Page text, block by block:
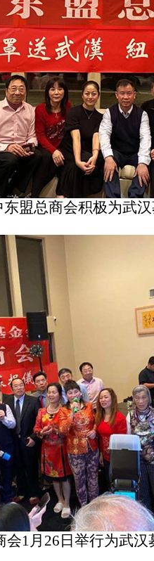
东盟总商会积极为武
会1月26日举行为武